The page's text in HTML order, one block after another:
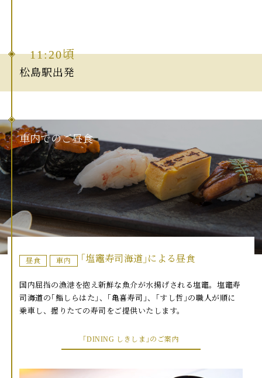
11:20頃
松島駅出発
車内でのご昼食
昼食 車内 ｢塩竈寿司海道｣による昼食
国内屈指の漁港を抱え新鮮な魚介が水揚げされる塩竈。塩竈寿
司海道の｢鮨しらはた｣、｢亀喜寿司｣、｢すし哲｣の職人が順に
乗車し、握りたての寿司をご提供いたします。
｢DINING しきしま｣のご案内